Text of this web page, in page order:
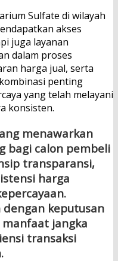
Sulfate di wilayah
akses
juga layanan
dalam proses
harga jual, serta
penting
yang telah melayani
konsisten.
menawarkan
bagi calon pembeli
transparansi,
harga
keputusan
jangka
transaksi